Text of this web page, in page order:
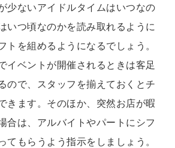
少ないアイドルタイムはいつなの
いつ頃なのかを読み取れるように
トを組めるようになるでしょう。
イベントが開催されるときは客足
ので、スタッフを揃えておくとチ
きます。そのほか、突然お店が暇
合は、アルバイトやパートにシフ
てもらうよう指示をしましょう。